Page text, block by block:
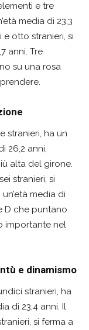
e tre
media di 23,3
otto stranieri, si
anni. Tre
su una rosa
stranieri, ha un
26,2 anni,
alta del girone.
stranieri, si
media di
D che puntano
importante nel
e dinamismo
stranieri, ha
di 23,4 anni. Il
si ferma a